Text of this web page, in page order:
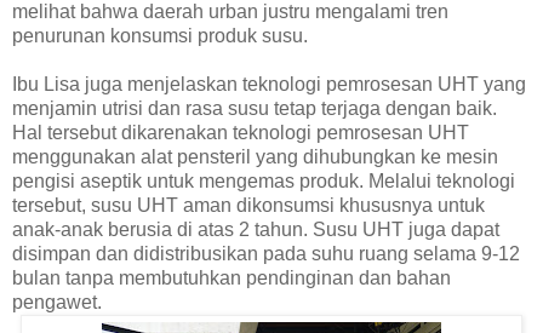
melihat bahwa daerah urban justru mengalami tren
penurunan konsumsi produk susu.
Ibu Lisa juga menjelaskan teknologi pemrosesan UHT yang
menjamin utrisi dan rasa susu tetap terjaga dengan baik.
Hal tersebut dikarenakan teknologi pemrosesan UHT
menggunakan alat pensteril yang dihubungkan ke mesin
pengisi aseptik untuk mengemas produk. Melalui teknologi
tersebut, susu UHT aman dikonsumsi khususnya untuk
anak-anak berusia di atas 2 tahun. Susu UHT juga dapat
disimpan dan didistribusikan pada suhu ruang selama 9-12
bulan tanpa membutuhkan pendinginan dan bahan
pengawet.